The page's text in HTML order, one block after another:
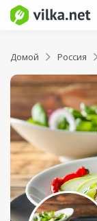
Домой Россия